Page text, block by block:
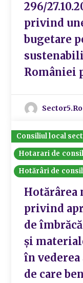
296/
privind
bugetare
României
Sector5.ro
Consiliul local
Hotarari de
Hotărâri de
Hotărârea
privind
de
și
în
de care